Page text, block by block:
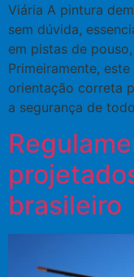
Viária A pintura
sem dúvida,
em pistas de
Primeiramente,
orientação correta
a segurança de
brasileiro